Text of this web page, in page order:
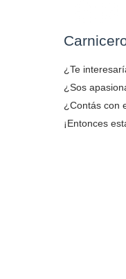
¿Te
¿Sos
¿Contás con
¡Entonces